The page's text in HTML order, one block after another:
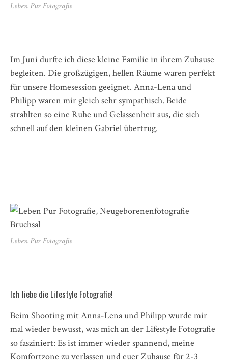
Leben Pur Fotografie
Im Juni durfte ich diese kleine Familie in ihrem Zuhause
begleiten. Die großzügigen, hellen Räume waren perfekt
für unsere Homesession geeignet. Anna-Lena und
Philipp waren mir gleich sehr sympathisch. Beide
strahlten so eine Ruhe und Gelassenheit aus, die sich
schnell auf den kleinen Gabriel übertrug.
Leben Pur Fotografie
Ich liebe die Lifestyle Fotografie!
Beim Shooting mit Anna-Lena und Philipp wurde mir
mal wieder bewusst, was mich an der Lifestyle Fotografie
so fasziniert: Es ist immer wieder spannend, meine
Komfortzone zu verlassen und euer Zuhause für 2-3